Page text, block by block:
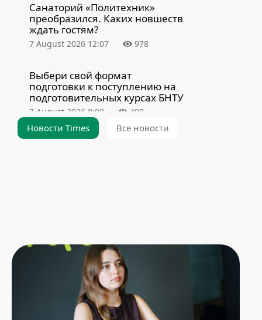
Санаторий «Политехник»
преобразился. Каких новшеств
ждать гостям?
7 August 2026 12:07 978
Выбери свой формат
подготовки к поступлению на
подготовительных курсах БНТУ
7 August 2026 8:00 490
Как строился легендарный 15-й
6 August 2026 8:00 1747
Спасибо, альма-матер!
Выпускница ФГДИЭ о своих
студенческих проектах и любви
к университету
Новости Times Все новости